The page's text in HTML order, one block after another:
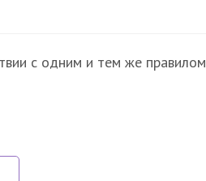
с одним и тем же правилом